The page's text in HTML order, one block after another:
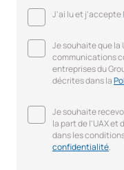
J'ai lu et j'accepte
Je souhaite que la
communications
entreprises du
décrites dans la
Je souhaite
la part de l'UAX et
dans les
confidentialité.